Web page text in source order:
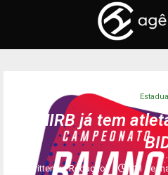
UNIRB já tem
written byRedação 11 de